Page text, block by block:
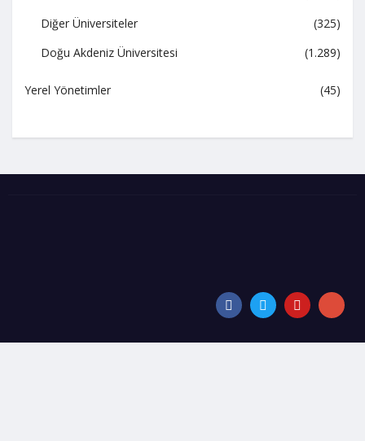
Diğer Üniversiteler
(325)
Doğu Akdeniz Üniversitesi
(1.289)
Yerel Yönetimler (45)